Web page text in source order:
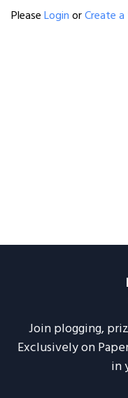
PleaseLoginorCreate
Join plogging,
Exclusively on
in